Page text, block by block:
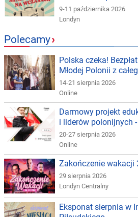
9-11 października 2026
Londyn
Polecamy›
Polska czeka!
Młodej Polonii z
14-21 sierpnia 2026
Online
Darmowy projekt
i liderów polonijnych
20-27 sierpnia 2026
Online
Zakończenie wakacji
29 sierpnia 2026
Londyn Centralny
Eksponat sierpnia w